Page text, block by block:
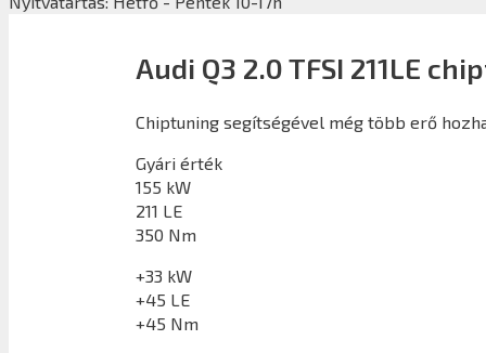
Audi Q3 2.0 TFSI 211LE
Chiptuning segítségével még több erő
Gyári érték
155 kW
211 LE
350 Nm
+33 kW
+45 LE
+45 Nm